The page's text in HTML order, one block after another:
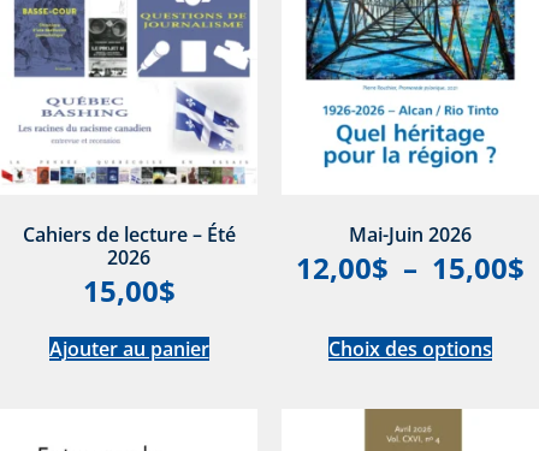
Cahiers de lecture – Été
2026
15,00$
Ajouter au panier
Mai-Juin 2026
12,00$ – 15,00$
Choix des options